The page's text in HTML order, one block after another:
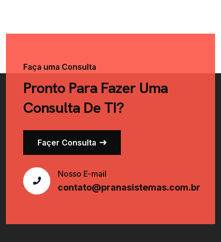
Faça uma Consulta
Pronto Para Fazer Uma
Consulta De TI?
Façer Consulta
Nosso E-mail
contato@pranasistemas.com.br